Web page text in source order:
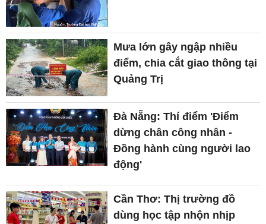
Mưa lớn gây ngập nhiều
điểm, chia cắt giao thông tại
Quảng Trị
Đà Nẵng: Thí điểm 'Điểm
dừng chân công nhân -
Đồng hành cùng người lao
động'
Cần Thơ: Thị trường đồ
dùng học tập nhộn nhịp